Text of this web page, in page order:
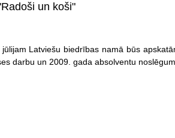
un koši"
Latviešu biedrības namā būs
darbu un 2009. gada absolventu